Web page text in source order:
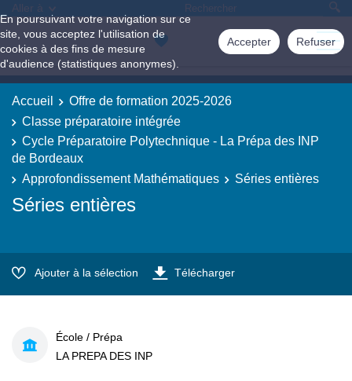
En poursuivant votre navigation sur ce
site, vous acceptez l'utilisation de
cookies à des fins de mesure
d'audience (statistiques anonymes).
Accepter Refuser
Aller à
Accueil
Offre de formation 2025-2026
Classe préparatoire intégrée
Cycle Préparatoire Polytechnique - La Prépa des INP
de Bordeaux
Approfondissement Mathématiques
Séries entières
Séries entières
Ajouter à la sélection Télécharger
École / Prépa
LA PREPA DES INP